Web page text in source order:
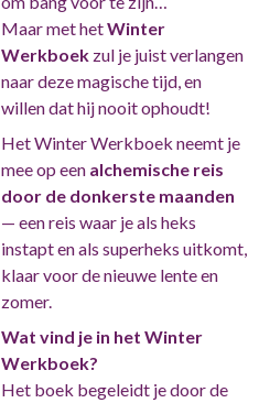
Maar met hetWinter
Werkboek zul je juist verlangen
naar deze magische tijd, en
willen dat hij nooit ophoudt!
Het Winter Werkboek neemt je
mee op een alchemische reis
door de donkerste maanden
— een reis waar je als heks
instapt en als superheks uitkomt,
klaar voor de nieuwe lente en
zomer.
Wat vind je in het Winter
Werkboek?
Het boek begeleidt je door de